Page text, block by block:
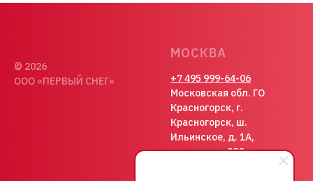
© 2026
ООО «ПЕРВЫЙ СНЕГ»
МОСКВА
+7 495 999-64-06
Московская обл. ГО
Красногорск, г.
Красногорск, ш.
Ильинское, д. 1А,
помещение 38С